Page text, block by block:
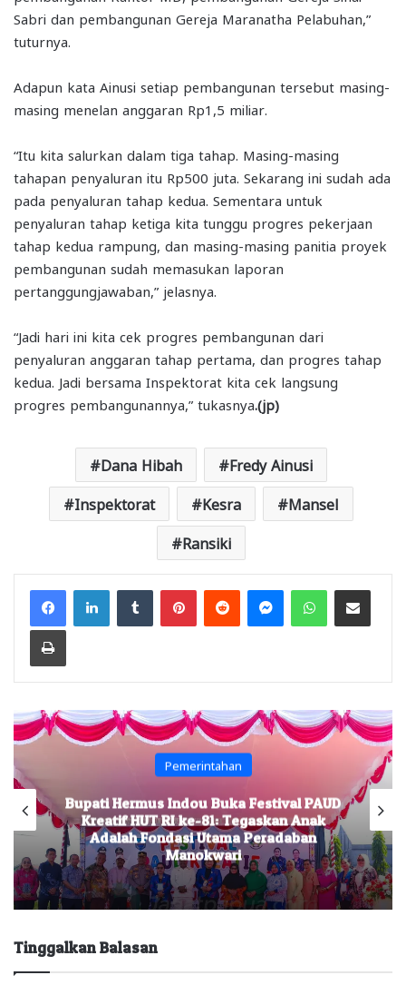
Sabri dan pembangunan Gereja Maranatha Pelabuhan,”
tuturnya.
Adapun kata Ainusi setiap pembangunan tersebut masing-
masing menelan anggaran Rp1,5 miliar.
“Itu kita salurkan dalam tiga tahap. Masing-masing
tahapan penyaluran itu Rp500 juta. Sekarang ini sudah ada
pada penyaluran tahap kedua. Sementara untuk
penyaluran tahap ketiga kita tunggu progres pekerjaan
tahap kedua rampung, dan masing-masing panitia proyek
pembangunan sudah memasukan laporan
pertanggungjawaban,” jelasnya.
“Jadi hari ini kita cek progres pembangunan dari
penyaluran anggaran tahap pertama, dan progres tahap
kedua. Jadi bersama Inspektorat kita cek langsung
progres pembangunannya,” tukasnya.(jp)
Dana Hibah Fredy Ainusi
Inspektorat Kesra Mansel
Ransiki
FacebookLinkedInTumblr PinterestReddit MessengerWhatsAppShare via Email
Print
Pemerintahan
Bupati Hermus Indou Buka Festival PAUD
Kreatif HUT RI ke-81: Tegaskan Anak
Adalah Fondasi Utama Peradaban
Manokwari
Tinggalkan Balasan